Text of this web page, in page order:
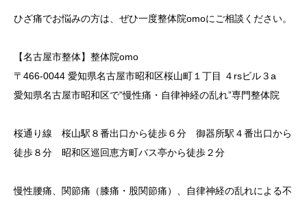
ひざ痛でお悩みの方は、ぜひ一度整体院omoにご相談ください。
【名古屋市整体】整体院omo
〒466-0044 愛知県名古屋市昭和区桜山町１丁目 ４rsビル３a
愛知県名古屋市昭和区で”慢性痛・自律神経の乱れ”専門整体院
桜通り線 桜山駅８番出口から徒歩６分 御器所駅４番出口から
徒歩８分 昭和区巡回恵方町バス亭から徒歩２分
慢性腰痛、関節痛（膝痛・股関節痛）、自律神経の乱れによる不